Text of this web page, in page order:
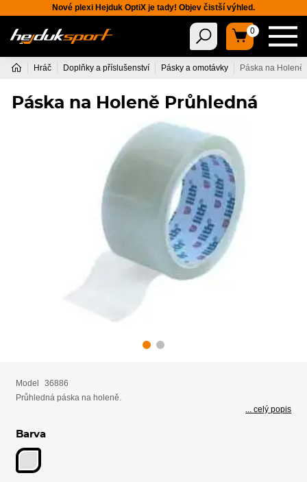
Nové plexi Hejduk OptiX je tady! Objev čistší výhled.
0
Hráč Doplňky a příslušenství Pásky a omotávky Páska na Holeně
Páska na Holeně Průhledná
Model
36886
Průhledná páska na holeně.
... celý popis
Barva